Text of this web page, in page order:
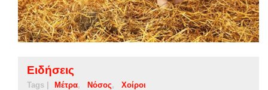
Ειδήσεις
Tags | Μέτρα Νόσος Χοίροι